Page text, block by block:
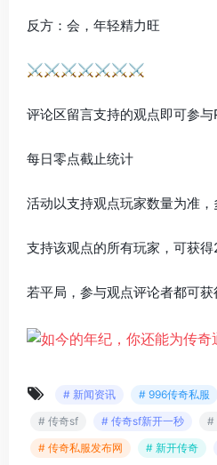
反方：会，年轻精力旺
⚔️⚔️⚔️⚔️⚔️⚔️⚔️
评论区留言支持的观点即可参与
每日零点截止统计
活动以支持观点玩家数量为准，
支持该观点的所有玩家，可获
若平局，参与观点评论者都可获
# 新闻资讯 # 996传奇私服
# 传奇sf
# 传奇sf新开一秒 #
# 传奇私服发布网
# 新开传奇